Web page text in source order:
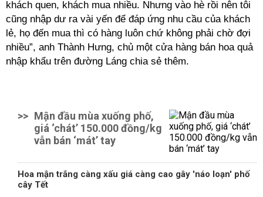
khách quen, khách mua nhiều. Nhưng vào hè rồi nên tôi
cũng nhập dư ra vài yến để đáp ứng nhu cầu của khách
lẻ, họ đến mua thì có hàng luôn chứ không phải chờ đợi
nhiều”, anh Thành Hưng, chủ một cửa hàng bán hoa quả
nhập khẩu trên đường Láng chia sẻ thêm.
>> Mận đầu mùa xuống phố,
giá ‘chát’ 150.000 đồng/kg
vẫn bán ‘mát’ tay
Hoa mận trắng càng xấu giá càng cao gây 'náo loạn' phố
cây Tết